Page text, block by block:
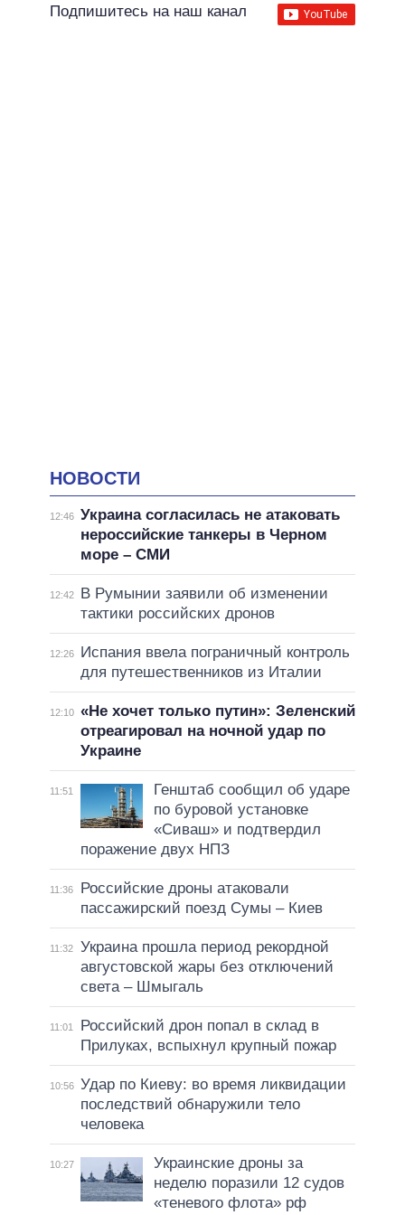
Подпишитесь на наш канал
НОВОСТИ
12:46 Украина согласилась не атаковать
нероссийские танкеры в Черном
море – СМИ
12:42
В Румынии заявили об изменении
тактики российских дронов
12:26
Испания ввела пограничный контроль
для путешественников из Италии
12:10 «Не хочет только путин»: Зеленский
отреагировал на ночной удар по
Украине
11:51
Генштаб сообщил об ударе
по буровой установке
«Сиваш» и подтвердил
поражение двух НПЗ
11:36
Российские дроны атаковали
пассажирский поезд Сумы – Киев
11:32
Украина прошла период рекордной
августовской жары без отключений
света – Шмыгаль
11:01
Российский дрон попал в склад в
Прилуках, вспыхнул крупный пожар
10:56 Удар по Киеву: во время ликвидации
последствий обнаружили тело
человека
10:27
Украинские дроны за
неделю поразили 12 судов
«теневого флота» рф